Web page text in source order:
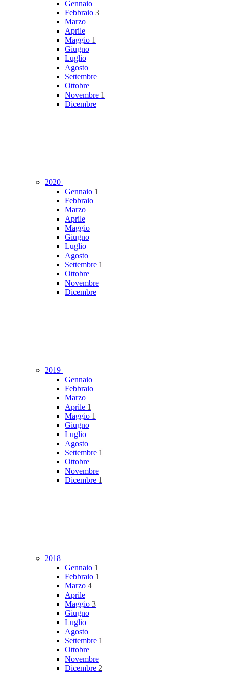
Gennaio
Febbraio 3
Marzo
Aprile
Maggio 1
Giugno
Luglio
Agosto
Settembre
Ottobre
Novembre 1
Dicembre
2020
Gennaio 1
Febbraio
Marzo
Aprile
Maggio
Giugno
Luglio
Agosto
Settembre 1
Ottobre
Novembre
Dicembre
2019
Gennaio
Febbraio
Marzo
Aprile 1
Maggio 1
Giugno
Luglio
Agosto
Settembre 1
Ottobre
Novembre
Dicembre 1
2018
Gennaio 1
Febbraio 1
Marzo 4
Aprile
Maggio 3
Giugno
Luglio
Agosto
Settembre 1
Ottobre
Novembre
Dicembre 2